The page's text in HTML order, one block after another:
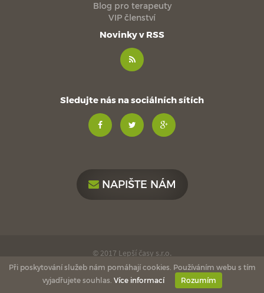
Blog pro terapeuty
VIP členství
Novinky v RSS
Sledujte nás na sociálních sítích
NAPIŠTE NÁM
© 2017 Lepší časy s.r.o.
made with
love
byesmedia
Při poskytování služeb nám pomáhají cookies. Používáním webu s tím
vyjadřujete souhlas. Více informací Rozumím